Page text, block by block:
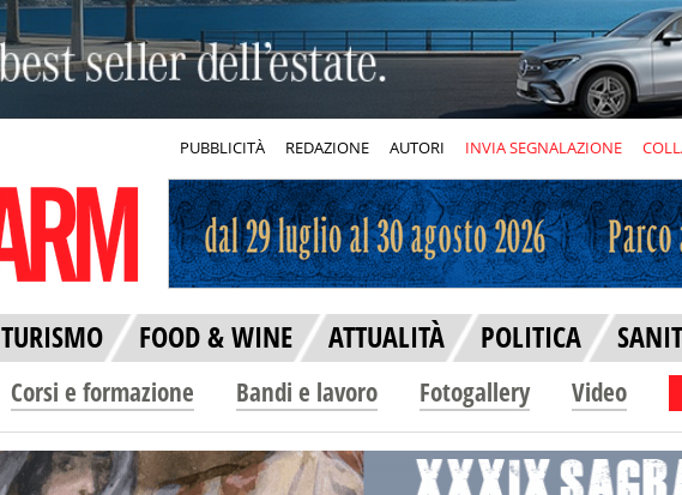
PUBBLICITÀ REDAZIONE AUTORI INVIA SEGNALAZIONE
TURISMO FOOD & WINE ATTUALITÀ POLITICA
Corsi e formazione Bandi e lavoro Fotogallery Video